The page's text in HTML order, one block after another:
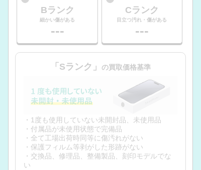
Bランク
細かい傷がある
---
Cランク
目立つ汚れ・傷がある
---
「Sランク」 の買取価格基準
・1度も使用していない未開封品、未使用品
・付属品が未使用状態で完備品
・全て工場出荷時同等に傷汚れがない
・保護フィルム等剥がした形跡がない
・交換品、修理品、整備製品、刻印モデルでな
い